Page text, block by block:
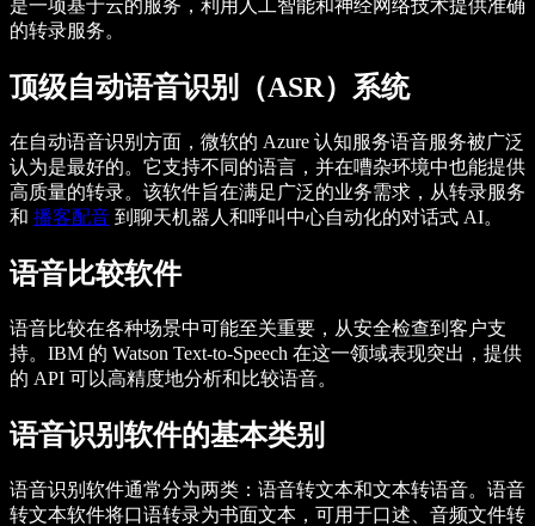
是一项基于云的服务，利用人工智能和神经网络技术提供准确
的转录服务。
顶级自动语音识别（ASR）系统
在自动语音识别方面，微软的 Azure 认知服务语音服务被广泛
认为是最好的。它支持不同的语言，并在嘈杂环境中也能提供
高质量的转录。该软件旨在满足广泛的业务需求，从转录服务
和 播客配音 到聊天机器人和呼叫中心自动化的对话式 AI。
语音比较软件
语音比较在各种场景中可能至关重要，从安全检查到客户支
持。IBM 的 Watson Text-to-Speech 在这一领域表现突出，提供
的 API 可以高精度地分析和比较语音。
语音识别软件的基本类别
语音识别软件通常分为两类：语音转文本和文本转语音。语音
转文本软件将口语转录为书面文本，可用于口述、音频文件转